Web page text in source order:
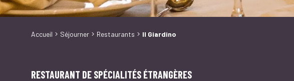
Accueil Séjourner Restaurants Il Giardino
RESTAURANT DE SPÉCIALITÉS ÉTRANGÈRES